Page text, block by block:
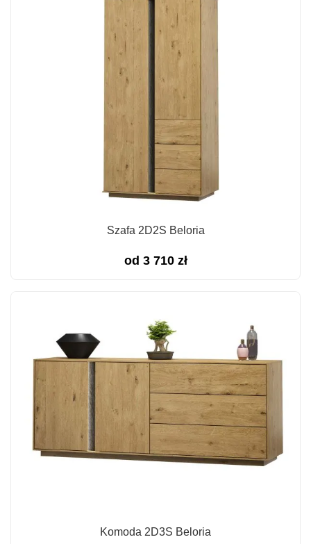
Szafa 2D2S Beloria
od 3 710 zł
Komoda 2D3S Beloria